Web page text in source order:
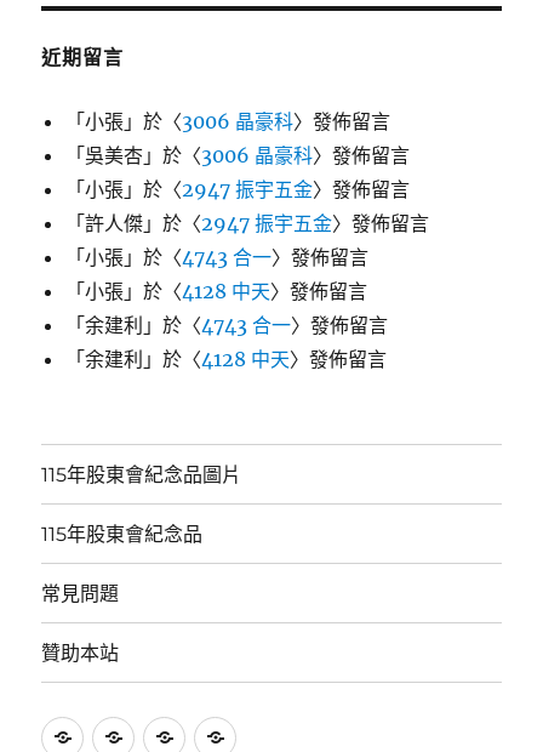
近期留言
「小張 」於〈3006 晶豪科〉發佈留言
「吳美杏 」於〈3006 晶豪科〉發佈留言
「小張 」於〈2947 振宇五金〉發佈留言
「許人傑 」於〈2947 振宇五金〉發佈留言
「小張 」於〈4743 合一〉發佈留言
「小張 」於〈4128 中天〉發佈留言
「余建利 」於〈4743 合一〉發佈留言
「余建利 」於〈4128 中天〉發佈留言
115年股東會紀念品圖片
115年股東會紀念品
常見問題
贊助本站
115 115 常 贊